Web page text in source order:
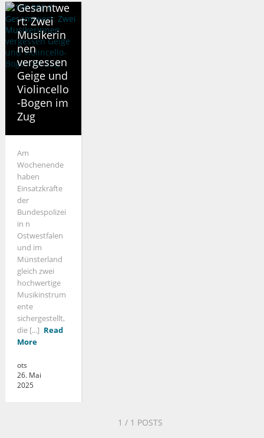
Gesamtwe
rt: Zwei
Musikerin
nen
vergessen
Geige und
Violincello
-Bogen im
Zug
Am
Wochenende
haben
Einsatzkräfte
der
Bundespolizei
in n
Ostwestfalen
und im
Münsterland
gleich zwei
hochwertige
Musikinstrum
ente
sichergestellt,
die [...] Read
More
ots
26. Mai
2025
1 / 1 POSTS